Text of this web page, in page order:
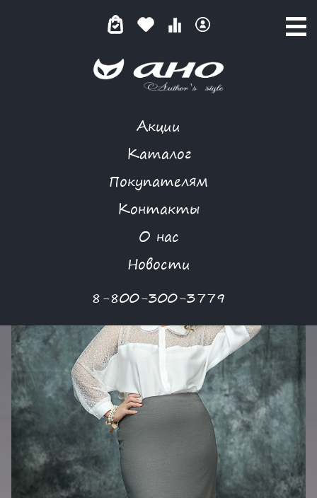
Акции
Каталог
Покупателям
Контакты
О нас
Новости
8-800-300-3779
КРУЖЕВНАЯ ТАЙНА